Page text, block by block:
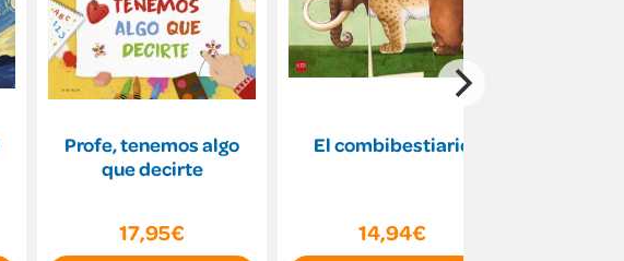
Profe, tenemos algo
que decirte
17,95€
El combibestiario
14,94€